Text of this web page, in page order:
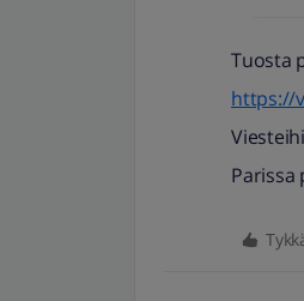
Tuosta
https://
Parissa